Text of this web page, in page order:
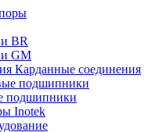
BR
GM
Карданные соединения
подшипники
Inotek